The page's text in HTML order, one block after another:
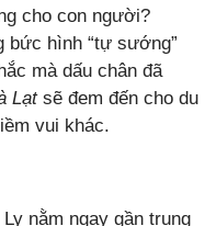
cho con người?
bức hình “tự sướng”
mà dấu chân đã
Lạtsẽ đem đến cho du
vui khác.
nằm ngay gần trung